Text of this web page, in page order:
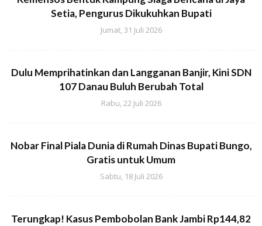
Setia, Pengurus Dikukuhkan Bupati
Jumat, 31 Juli 2026
Dulu Memprihatinkan dan Langganan Banjir, Kini SDN
107 Danau Buluh Berubah Total
Rabu, 22 Juli 2026
Nobar Final Piala Dunia di Rumah Dinas Bupati Bungo,
Gratis untuk Umum
Sabtu, 18 Juli 2026
Terungkap! Kasus Pembobolan Bank Jambi Rp144,82